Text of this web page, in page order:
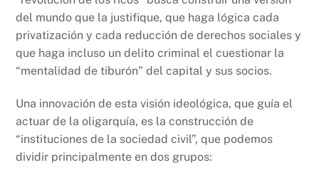
del mundo que la justifique, que haga lógica cada
privatización y cada reducción de derechos sociales y
que haga incluso un delito criminal el cuestionar la
“mentalidad de tiburón” del capital y sus socios.
Una innovación de esta visión ideológica, que guía el
actuar de la oligarquía, es la construcción de
“instituciones de la sociedad civil”, que podemos
dividir principalmente en dos grupos: